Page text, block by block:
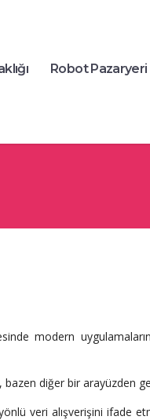
Robot Pazaryeri
modern
diğer bir arayüzden
veri alışverişini ifade